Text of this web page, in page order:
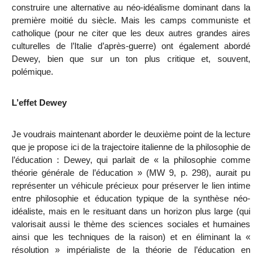
construire une alternative au néo-idéalisme dominant dans la
première moitié du siècle. Mais les camps communiste et
catholique (pour ne citer que les deux autres grandes aires
culturelles de l’Italie d’après-guerre) ont également abordé
Dewey, bien que sur un ton plus critique et, souvent,
polémique.
L’effet Dewey
Je voudrais maintenant aborder le deuxième point de la lecture
que je propose ici de la trajectoire italienne de la philosophie de
l’éducation : Dewey, qui parlait de « la philosophie comme
théorie générale de l’éducation » (MW 9, p. 298), aurait pu
représenter un véhicule précieux pour préserver le lien intime
entre philosophie et éducation typique de la synthèse néo-
idéaliste, mais en le resituant dans un horizon plus large (qui
valorisait aussi le thème des sciences sociales et humaines
ainsi que les techniques de la raison) et en éliminant la «
résolution » impérialiste de la théorie de l’éducation en